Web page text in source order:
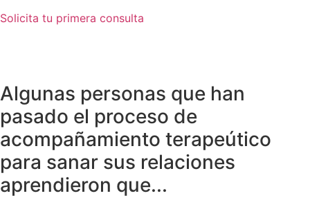
Solicita tu primera consulta
Algunas personas que han
pasado el proceso de
acompañamiento terapeútico
para sanar sus relaciones
aprendieron que...